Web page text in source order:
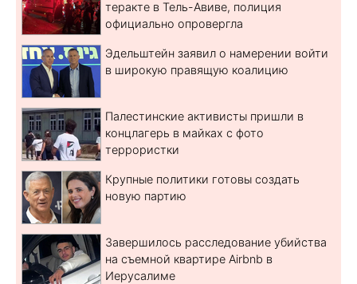
теракте в Тель-Авиве, полиция
официально опровергла
Эдельштейн заявил о намерении войти
в широкую правящую коалицию
Палестинские активисты пришли в
концлагерь в майках с фото
террористки
Крупные политики готовы создать
новую партию
Завершилось расследование убийства
на съемной квартире Airbnb в
Иерусалиме